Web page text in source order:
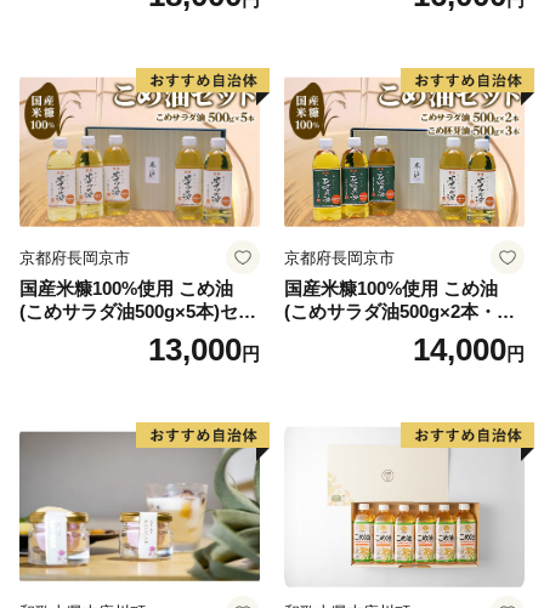
京都府長岡京市
国産米糠100%使用 こめ油
(こめサラダ油500g×5本)セッ
13,000円
京都府長岡京市
国産米糠100%使用 こめ油
(こめサラダ油500g×2本・こ
め胚芽油500g×3本)セット [1
14,000円